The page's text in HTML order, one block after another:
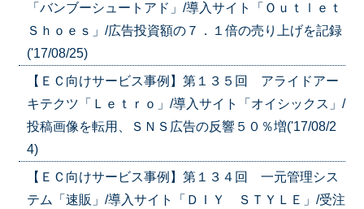
「バンブーシュートアド」/導入サイト「Ｏｕｔｌｅｔ
Ｓｈｏｅｓ」/広告投資額の７．１倍の売り上げを記録
('17/08/25)
【ＥＣ向けサービス事例】第１３５回 アライドアー
キテクツ「Ｌｅｔｒｏ」/導入サイト「オイシックス」/
投稿画像を転用、ＳＮＳ広告の反響５０％増('17/08/2
4)
【ＥＣ向けサービス事例】第１３４回 一元管理シス
テム「速販」/導入サイト「ＤＩＹ ＳＴＹＬＥ」/受注